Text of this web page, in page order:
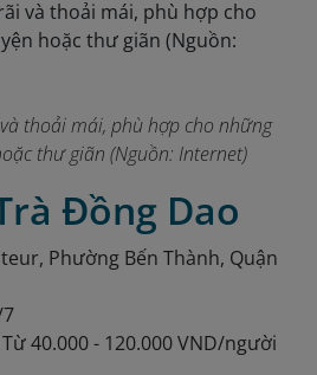
thoải mái, phù hợp cho những
thư giãn (Nguồn: Internet)
Đồng Dao
Phường Bến Thành, Quận
40.000 - 120.000 VND/người